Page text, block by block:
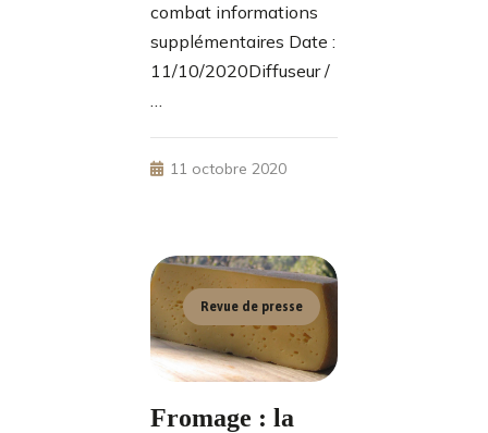
combat informations
supplémentaires Date :
11/10/2020Diffuseur /
…
11 octobre 2020
Revue de presse
Fromage : la